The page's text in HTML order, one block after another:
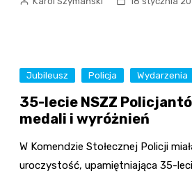
Jubileusz Policja Wydarzenia
35-lecie NSZZ
medali i wyróżnień
W Komendzie Stołecznej Policji
uroczystość, upamiętniająca 35-